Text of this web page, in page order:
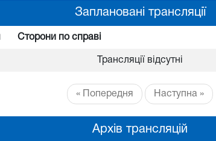
Заплановані трансляції
Сторони по справі
Трансляції відсутні
« Попередня Наступна »
Архів трансляцій